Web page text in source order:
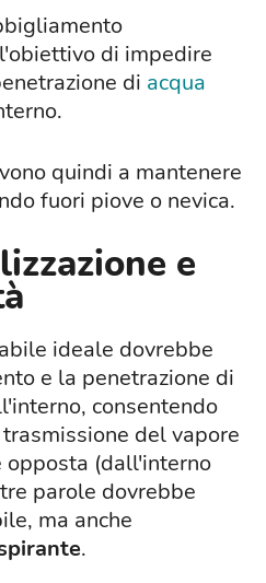
di impedire
di acqua
quindi a mantenere
fuori piove o nevica.
e
ideale dovrebbe
e la penetrazione di
consentendo
del vapore
opposta (dall'interno
parole dovrebbe
ma anche
.